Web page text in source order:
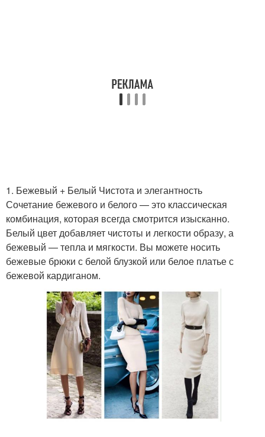
1. Бежевый + Белый Чистота и элегантность
Сочетание бежевого и белого — это классическая
комбинация, которая всегда смотрится изысканно.
Белый цвет добавляет чистоты и легкости образу, а
бежевый — тепла и мягкости. Вы можете носить
бежевые брюки с белой блузкой или белое платье с
бежевой кардиганом.